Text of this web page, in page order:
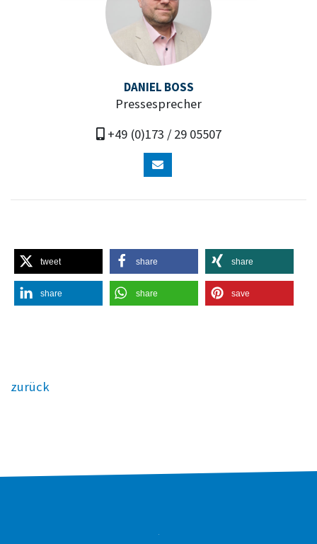
DANIEL BOSS
Pressesprecher
+49 (0)173 / 29 05507
tweet share share
share share save
zurück